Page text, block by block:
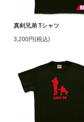
真剣兄弟 Tシャツ
3,200円(税込)